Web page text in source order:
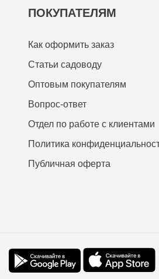
ПОКУПАТЕЛЯМ
Как оформить заказ
Статьи садоводу
Оптовым покупателям
Вопрос-ответ
Отдел по работе с клиентами
Политика
Публичная оферта